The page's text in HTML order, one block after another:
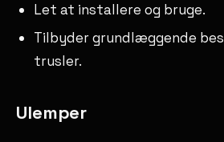
Let at installere og bruge.
Tilbyder grundlæggende
trusler.
Ulemper